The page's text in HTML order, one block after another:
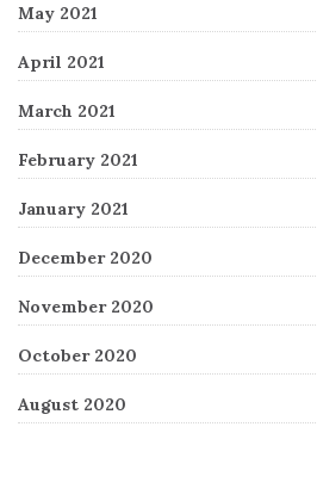
May 2021
April 2021
March 2021
February 2021
January 2021
December 2020
November 2020
October 2020
August 2020